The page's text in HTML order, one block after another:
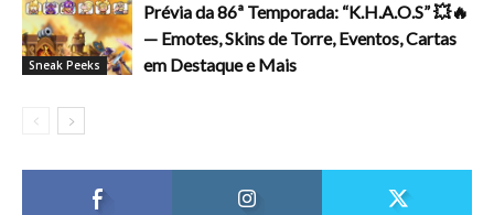
Sneak Peeks
Prévia da 86ª Temporada: “K.H.A.O.S” 💥🔥
— Emotes, Skins de Torre, Eventos, Cartas
em Destaque e Mais